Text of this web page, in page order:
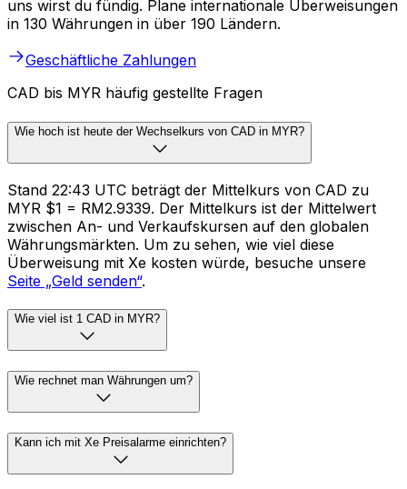
uns wirst du fündig. Plane internationale Überweisungen
in 130 Währungen in über 190 Ländern.
Geschäftliche Zahlungen
CAD bis MYR häufig gestellte Fragen
Wie hoch ist heute der Wechselkurs von CAD in MYR?
Stand 22:43 UTC beträgt der Mittelkurs von CAD zu
MYR $1 = RM2.9339. Der Mittelkurs ist der Mittelwert
zwischen An- und Verkaufskursen auf den globalen
Währungsmärkten. Um zu sehen, wie viel diese
Überweisung mit Xe kosten würde, besuche unsere
Seite „Geld senden“.
Wie viel ist 1 CAD in MYR?
Wie rechnet man Währungen um?
Kann ich mit Xe Preisalarme einrichten?